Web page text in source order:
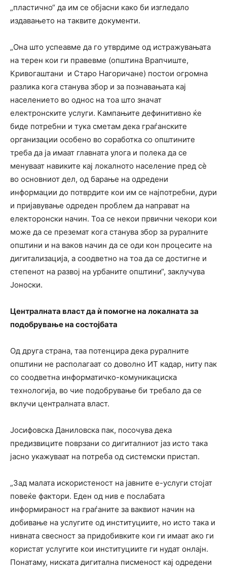
„пластично“ да им се објасни како би изгледало
издавањето на таквите документи.
„Она што успеавме да го утврдиме од истражувањата
на терен кои ги правевме (општина Врапчиште,
Кривогаштани и Старо Нагоричане) постои огромна
разлика кога станува збор и за познавањата кај
населението во однос на тоа што значат
електронските услуги. Кампањите дефинитивно ќе
биде потребни и тука сметам дека граѓанските
организации особено во соработка со општините
треба да ја имаат главната улога и полека да се
менуваат навиките кај локалното население пред сѐ
во основниот дел, од барање на одредени
информации до потврдите кои им се најпотребни, дури
и пријавување одреден проблем да направат на
електоронски начин. Тоа се некои првични чекори кои
може да се преземат кога станува збор за руралните
општини и на ваков начин да се оди кон процесите на
дигитализација, а соодветно на тоа да се достигне и
степенот на развој на урбаните општини“, заклучува
Јоноски.
Централната власт да ѝ помогне на локалната за
подобрување на состојбата
Од друга страна, таа потенцира дека руралните
општини не располагаат со доволно ИТ кадар, ниту пак
со соодветна информатичко-комуникациска
технологија, во чие подобрување би требало да се
вклучи централната власт.
Јосифовска Даниловска пак, посочува дека
предизвиците поврзани со дигиталниот јаз исто така
јасно укажуваат на потреба од системски пристап.
„Зад малата искористеност на јавните е-услуги стојат
повеќе фактори. Еден од нив е послабата
информираност на граѓаните за ваквиот начин на
добивање на услугите од институциите, но исто така и
нивната свесност за придобивките кои ги имаат ако ги
користат услугите кои институциите ги нудат онлајн.
Понатаму, ниската дигитална писменост кај одредени